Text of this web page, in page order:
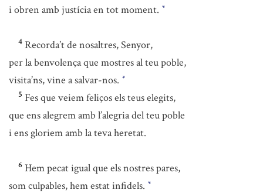
i obren amb justícia en tot moment. *
4 Recorda’t de nosaltres, Senyor,
per la benvolença que mostres al teu poble,
visita’ns, vine a salvar-nos. *
5 Fes que veiem feliços els teus elegits,
que ens alegrem amb l’alegria del teu poble
i ens gloriem amb la teva heretat.
6 Hem pecat igual que els nostres pares,
som culpables, hem estat infidels. *